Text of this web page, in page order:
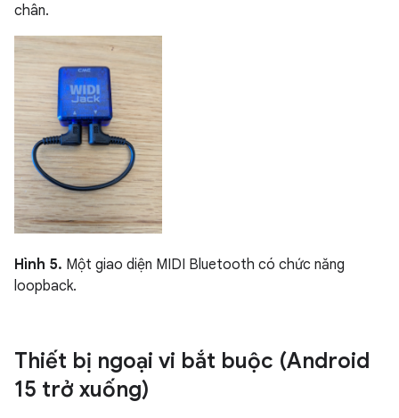
chân.
Hình 5. Một giao diện MIDI Bluetooth có chức năng
loopback.
Thiết bị ngoại vi bắt buộc (Android
15 trở xuống)